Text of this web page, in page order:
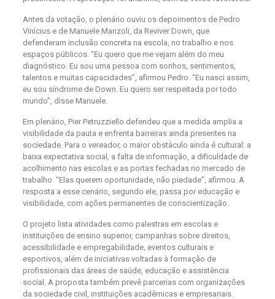
Antes da votação, o plenário ouviu os depoimentos de Pedro
Vinícius e de Manuele Manzoli, da Reviver Down, que
defenderam inclusão concreta na escola, no trabalho e nos
espaços públicos. “Eu quero que me vejam além do meu
diagnóstico. Eu sou uma pessoa com sonhos, sentimentos,
talentos e muitas capacidades”, afirmou Pedro. “Eu nasci assim,
eu sou síndrome de Down. Eu quero ser respeitada por todo
mundo”, disse Manuele.
Em plenário, Pier Petruzziello defendeu que a medida amplia a
visibilidade da pauta e enfrenta barreiras ainda presentes na
sociedade. Para o vereador, o maior obstáculo ainda é cultural: a
baixa expectativa social, a falta de informação, a dificuldade de
acolhimento nas escolas e as portas fechadas no mercado de
trabalho. “Elas querem oportunidade, não piedade”, afirmou. A
resposta a esse cenário, segundo ele, passa por educação e
visibilidade, com ações permanentes de conscientização.
O projeto lista atividades como palestras em escolas e
instituições de ensino superior, campanhas sobre direitos,
acessibilidade e empregabilidade, eventos culturais e
esportivos, além de iniciativas voltadas à formação de
profissionais das áreas de saúde, educação e assistência
social. A proposta também prevê parcerias com organizações
da sociedade civil, instituições acadêmicas e empresariais.